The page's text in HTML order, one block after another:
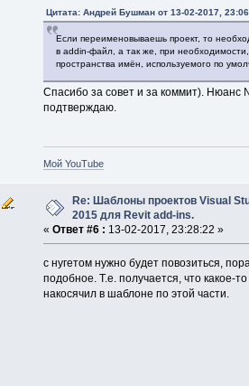
Цитата: Андрей Бушман от 13-02-2017,
Если переименовываешь проект, то
в addin-файл, а так же, при
пространства имён, используемого по
Спасибо за совет и за коммит). Нюанс
подтверждаю.
Мой YouTube
Re: Шаблоны проектов Visual
2015 для Revit add-ins.
« Ответ #6 : 13-02-2017, 23:28:22 »
с нугетом нужно будет повозиться,
подобное. Т.е. получается, что какое-
накосячил в шаблоне по этой части.